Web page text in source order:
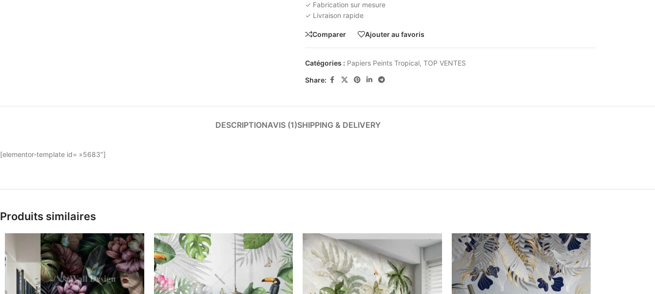
✓ Fabrication sur mesure
✓ Livraison rapide
Comparer Ajouter au favoris
Catégories : Papiers Peints Tropical, TOP VENTES
Share:
DESCRIPTIONAVIS (1)SHIPPING & DELIVERY
[elementor-template id= »5683″]
Produits similaires